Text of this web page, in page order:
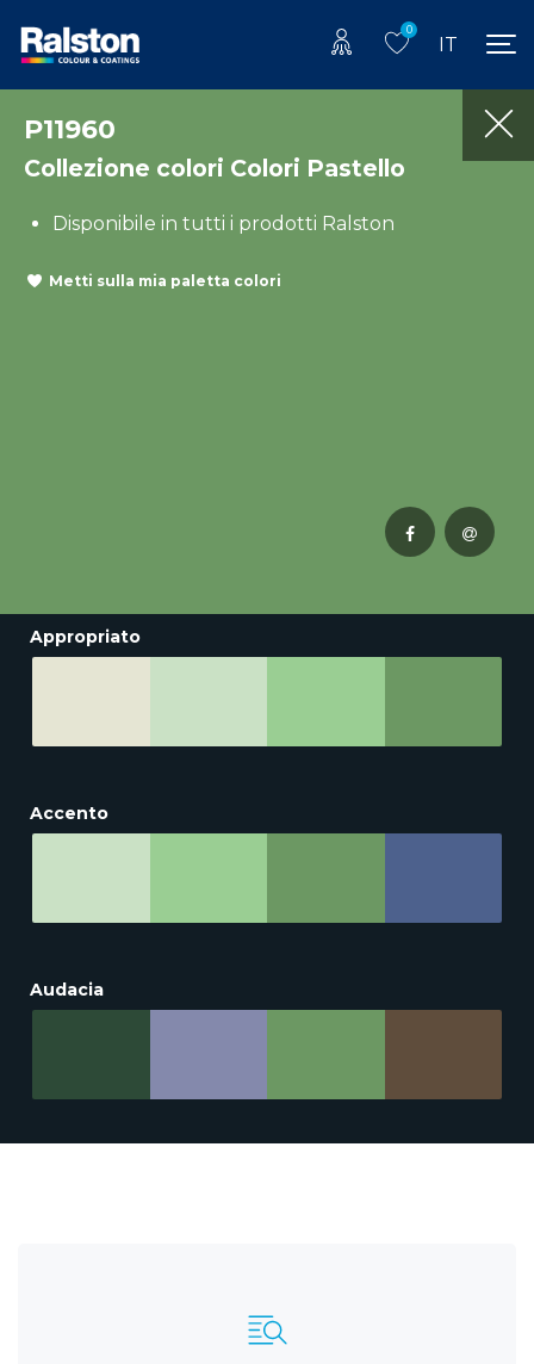
0
IT
P11960
Collezione colori Colori Pastello
Disponibile in tutti i prodotti Ralston
Metti sulla mia paletta colori
Appropriato
Accento
Audacia